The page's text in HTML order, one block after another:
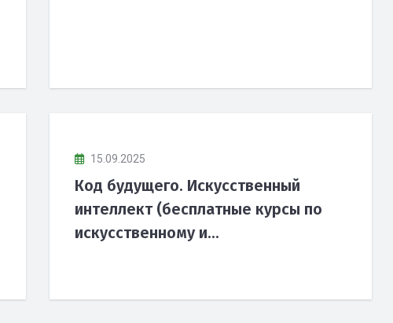
15.09.2025
Код будущего. Искусственный
интеллект (бесплатные курсы по
искусственному и...